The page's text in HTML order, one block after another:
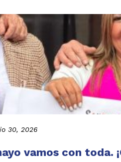
30, 2026
vamos con toda.